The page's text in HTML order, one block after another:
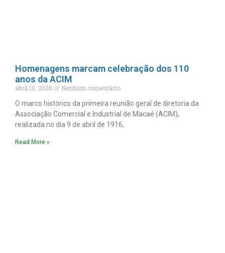
Homenagens marcam celebração dos 110
anos da ACIM
abril 10, 2026
Nenhum comentário
O marco histórico da primeira reunião geral de diretoria da
Associação Comercial e Industrial de Macaé (ACIM),
realizada no dia 9 de abril de 1916,
Read More »